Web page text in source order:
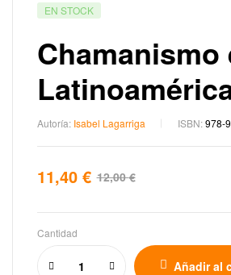
EN STOCK
Chamanismo
Autoría: Isabel Lagarriga ISBN:978-
12,00€
11,40 €
Cantidad
Añadir al